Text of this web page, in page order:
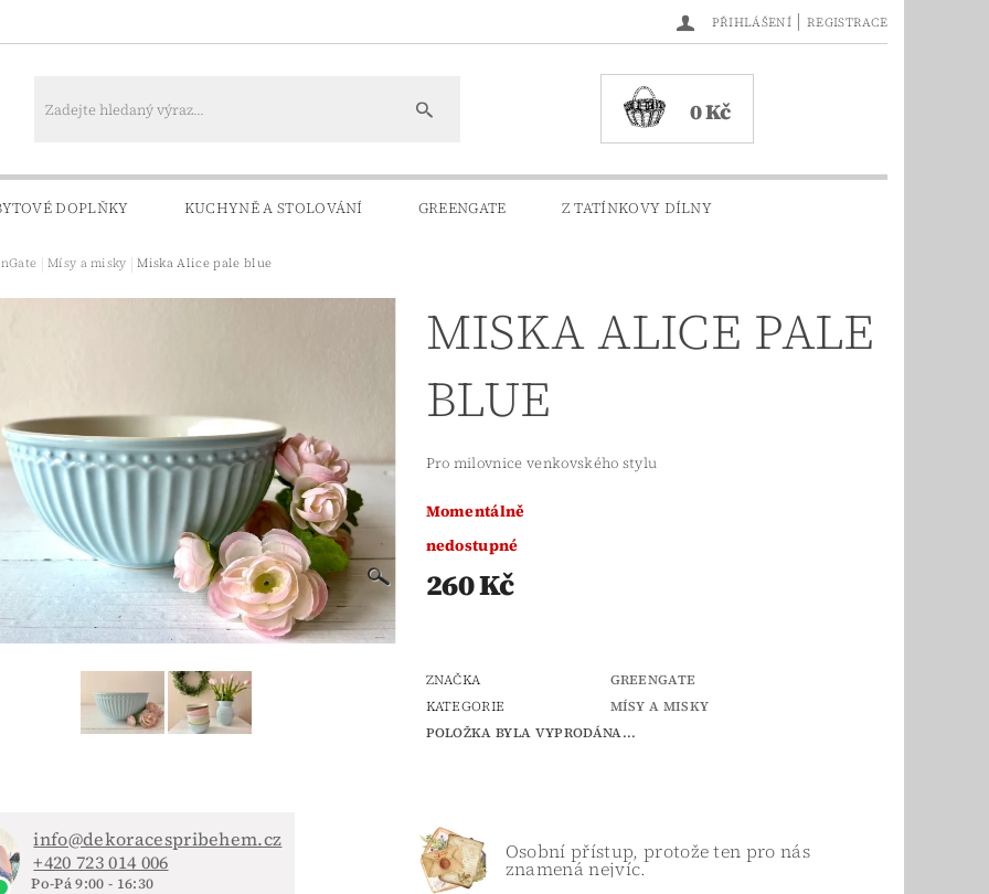
PŘIHLÁŠENÍ | REGISTRACE
0 Kč
DOPLŇKY KUCHYNĚ A STOLOVÁNÍ GREENGATE Z TATÍNKOVY DÍLNY
KONTAKTY DOPRAVA A PLATBA
Mísy a misky Miska Alice pale blue
MISKA ALICE PALE
BLUE
Pro milovnice venkovského stylu
Momentálně
nedostupné
260 Kč
ZNAČKA
GREENGATE
KATEGORIE
MÍSY A MISKY
POLOŽKA BYLA VYPRODÁNA...
info@dekoracespribehem.cz
+420 723 014 006
Po-Pá 9:00 - 16:30
Osobní přístup, protože ten pro nás
znamená nejvíc.